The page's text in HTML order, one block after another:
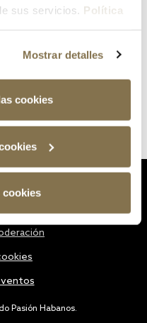
sus servicios. Política
Mostrar detalles
cookies
cookies
Pasión Habanos.